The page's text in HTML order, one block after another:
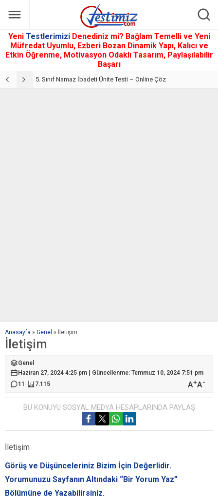
Yeni Testlerimizi Denediniz mi? Bağlam Temelli ve Yeni
Müfredat Uyumlu, Ezberi Bozan Dinamik Yapı, Kalıcı ve
Etkin Öğrenme, Motivasyon Odaklı Tasarım, Paylaşılabilir
Başarı
5. Sınıf Namaz İbadeti Ünite Testi – Online Çöz
Anasayfa » Genel » İletişim
İletişim
Genel
Haziran 27, 2024 4:25 pm | Güncellenme: Temmuz 10, 2024 7:51 pm
11
7.115 A+A-
BU KONUYU SOSYAL MEDYA HESAPLARINDA PAYLAŞ
İletişim
Görüş ve Düşünceleriniz Bizim İçin Değerlidir.
Yorumunuzu Sayfanın Altındaki “Bir Yorum Yaz”
Bölümüne de Yazabilirsiniz.